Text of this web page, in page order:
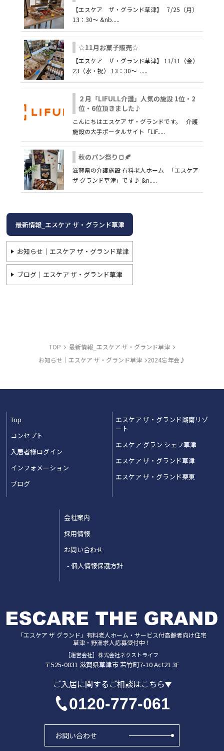
【エスケア ザ・グランド草津】 7/25（月）
13：30～ &nb.....
☆11月お菓子販売☆
【エスケア ザ・グランド草津】 11/11（金）
23（水・祝） 13：30～ .....
２月「LIFULL介護」人気の施設 1位・2
位・6位頂きました♪
こんにちはエスケア ザ・グランドです。 介護
施設の大手ポータルサイト「LIF.....
秋のパン祭り🍞🍂
滋賀県の介護施設 有料老人ホーム 「エスケア
ザ グランド草津」です♪ &n.....
最新情報_エスケア ザ・グランド草津
お知らせ｜エスケア ザ・グランド草津
ブログ｜エスケア ザ・グランド草津
TOP
最新情報_エスケア ザ・グランド草津
お知らせ｜エスケア ザ・グランド草津
2024忘年会♪
Top
コンセプト
入居者様ログイン
インフォメーション
ブログ
エスケア ザ・グランド湖南リゾ
ート
エスケア グラン シェフ草津
エスケア ザ・グランド草津
エスケア ザ・グランド栗東
会社案内
採用情報
お問い合わせ
個人情報保護方針
「エスケア ザ グランド」 有料老人ホーム・サービス付高齢者向け住宅
草津・野洲求人応募受付中！
［運営会社］株式会社ネクストライフ
〒525-0031 滋賀県草津市若竹町7-10 Act21 3F
ご入居に関するご相談はこちら
0120-777-061
お問い合わせ